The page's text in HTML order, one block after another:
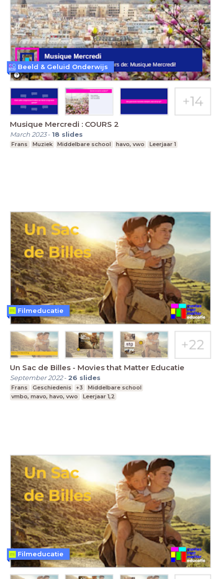
Musique Mercredi : COURS 2
March 2023- 18 slides
Frans Muziek Middelbare school havo, vwo Leerjaar 1
Beeld & Geluid Onderwijs
Un Sac de Billes - Movies that Matter Educatie
September 2022- 26 slides
Frans Geschiedenis +3
Middelbare school
vmbo, mavo, havo, vwo
Leerjaar 1,2
Filmeducatie
Filmeducatie